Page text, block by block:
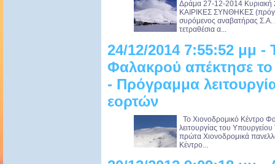
Δράμα 27-12-2014
ΚΑΙΡΙΚΕΣ ΣΥΝΘΗΚΕΣ
συρόμενος αναβατήρας Σ.Α.
τετραθέσια α...
24/12/2014 7:55:52 μμ -
Φαλακρού απέκτησε το
- Πρόγραμμα
εορτών
Το Χιονοδρομικό Κέντρο
λειτουργίας του
πρώτα Χιονοδρομικά
Κέντρο...